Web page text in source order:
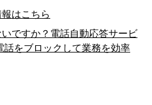
はこちら
ですか？電話自動応答サービ
話をブロックして業務を効率